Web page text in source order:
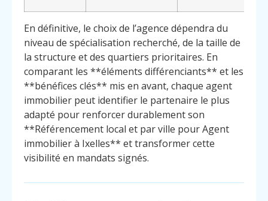
En définitive, le choix de l’agence dépendra du
niveau de spécialisation recherché, de la taille de
la structure et des quartiers prioritaires. En
comparant les **éléments différenciants** et les
**bénéfices clés** mis en avant, chaque agent
immobilier peut identifier le partenaire le plus
adapté pour renforcer durablement son
**Référencement local et par ville pour Agent
immobilier à Ixelles** et transformer cette
visibilité en mandats signés.